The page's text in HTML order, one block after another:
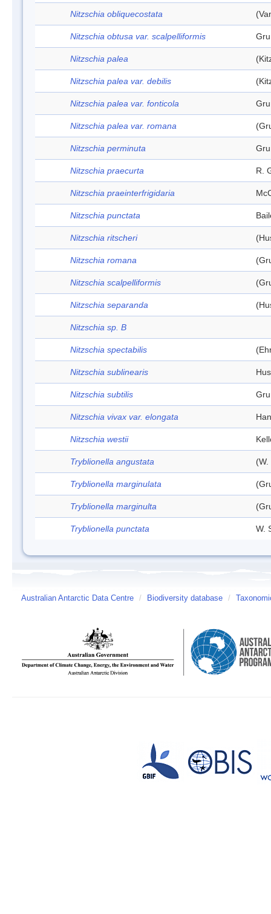
Nitzschia obliquecostata
Nitzschia obtusa var. scalpelliformis
Nitzschia palea
Nitzschia palea var. debilis
Nitzschia palea var. fonticola
Nitzschia palea var. romana
Nitzschia perminuta
Nitzschia praecurta R.
Nitzschia praeinterfrigidaria
Nitzschia punctata
Nitzschia ritscheri
Nitzschia romana
Nitzschia scalpelliformis
Nitzschia separanda
Nitzschia sp. B
Nitzschia spectabilis
Nitzschia sublinearis
Nitzschia subtilis
Nitzschia vivax var. elongata
Nitzschia westii
Tryblionella angustata
Tryblionella marginulata
Tryblionella marginulta
Tryblionella punctata W.
Australian Antarctic Data Centre / Biodiversity database /